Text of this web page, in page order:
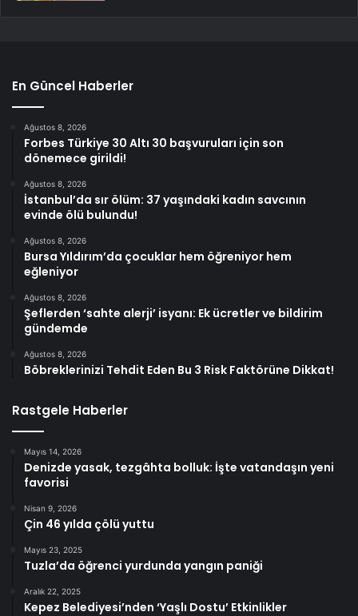
En Güncel Haberler
Ağustos 8, 2026
Forbes Türkiye 30 Altı 30 başvuruları için son
dönemece girildi!
Ağustos 8, 2026
İstanbul’da sır ölüm: 37 yaşındaki kadın savcının
evinde ölü bulundu!
Ağustos 8, 2026
Bursa Yıldırım’da çocuklar hem öğreniyor hem
eğleniyor
Ağustos 8, 2026
Şeflerden ‘sahte alerji’ isyanı: Ek ücretler ve bildirim
gündemde
Ağustos 8, 2026
Böbreklerinizi Tehdit Eden Bu 3 Risk Faktörüne Dikkat!
Rastgele Haberler
Mayıs 14, 2026
Denizde yasak, tezgâhta bolluk: İşte vatandaşın yeni
favorisi
Nisan 9, 2026
Çin 46 yılda çölü yuttu
Mayıs 23, 2025
Tuzla’da öğrenci yurdunda yangın paniği
Aralık 22, 2025
Kepez Belediyesi’nden ‘Yaşlı Dostu’ Etkinlikler